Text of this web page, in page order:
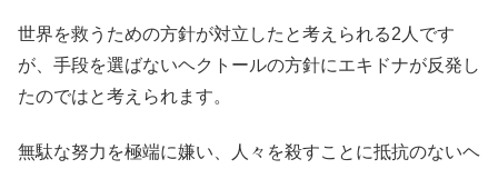
世界を救うための方針が対立したと考えられる2人です
が、手段を選ばないヘクトールの方針にエキドナが反発し
たのではと考えられます。
無駄な努力を極端に嫌い、人々を殺すことに抵抗のないヘ